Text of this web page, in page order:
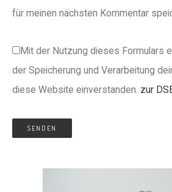
für meinen nächsten Kommentar
Mit der Nutzung dieses Formulars
der Speicherung und Verarbeitung
diese Website einverstanden. zur